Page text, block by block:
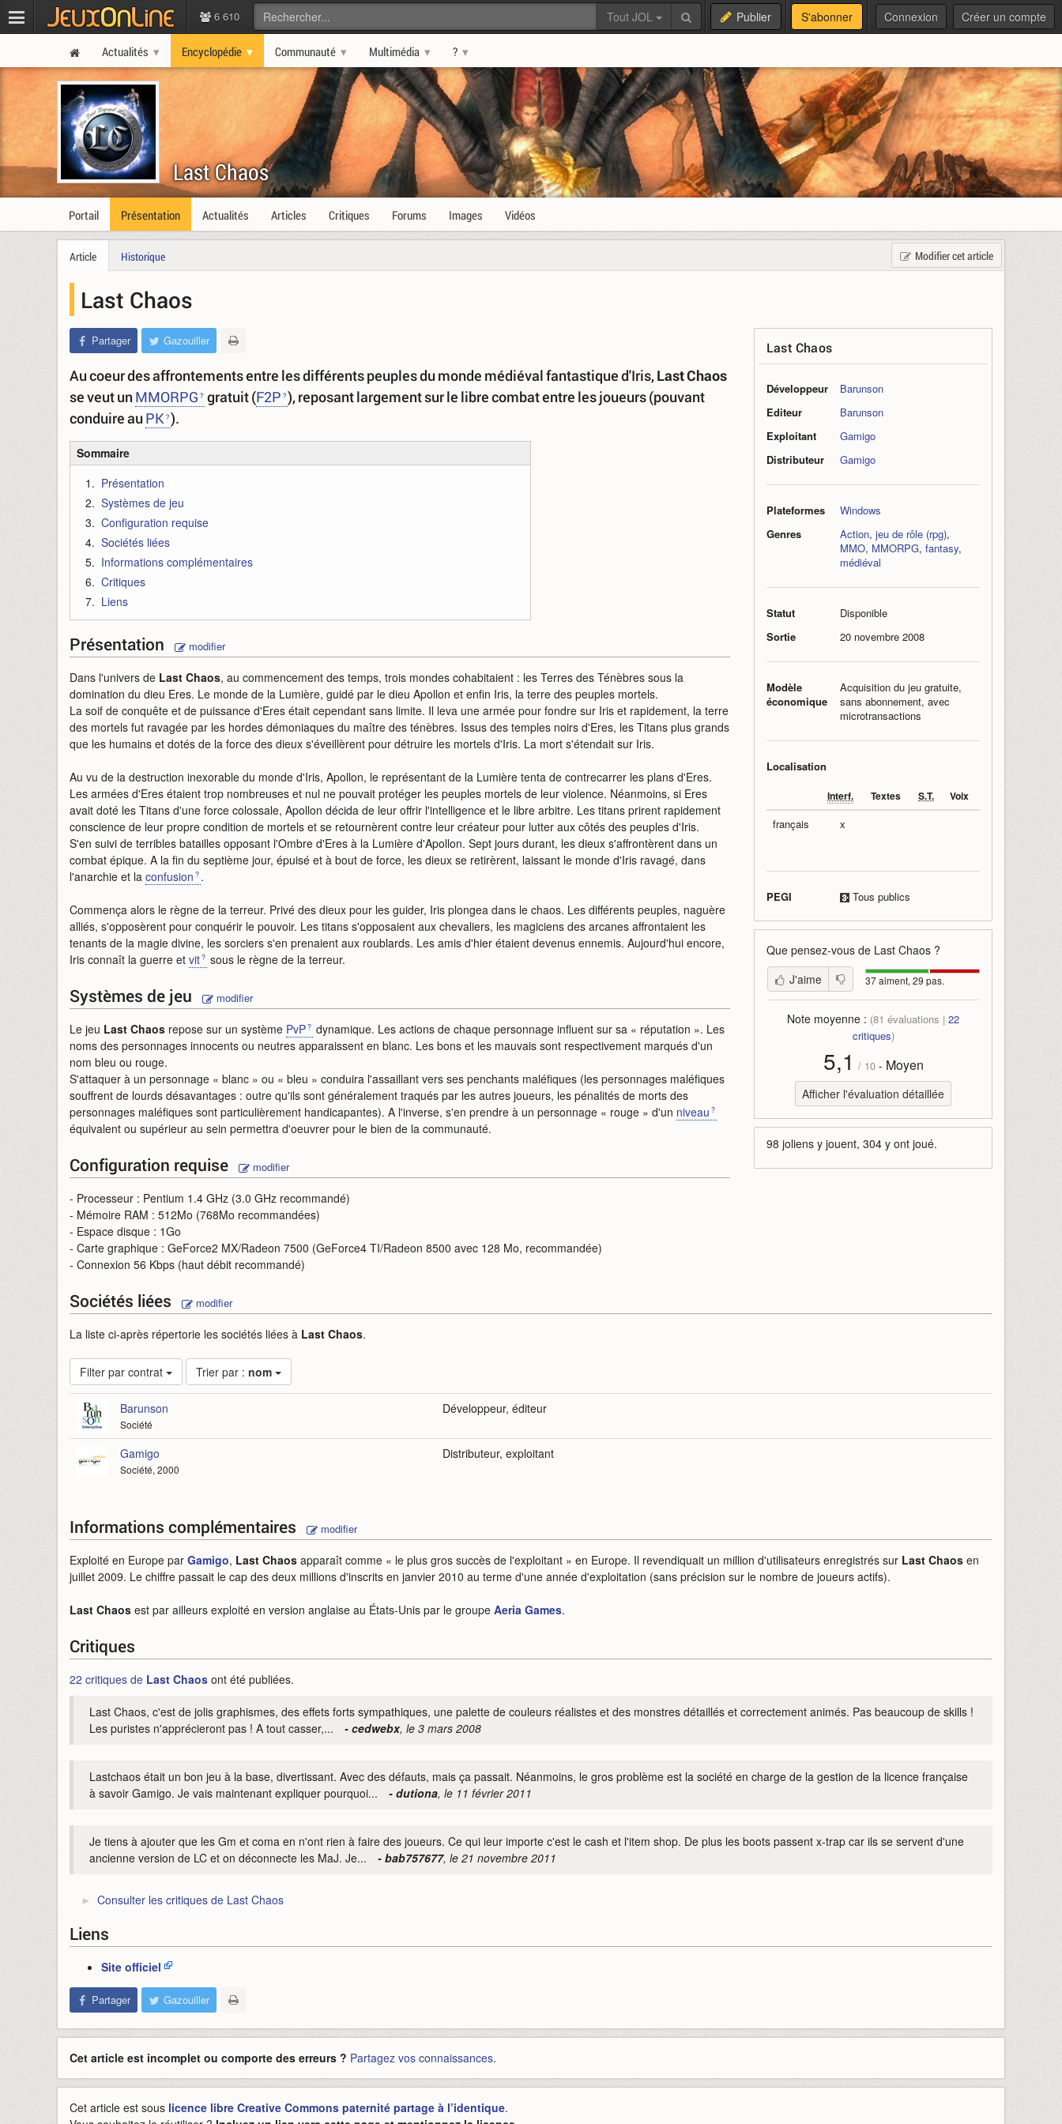
6 610 Tout JOL Publier S'abonner Connexion Créer un compte
Actualités Encyclopédie Communauté Multimédia ?
Last Chaos
Portail Présentation Actualités Articles Critiques Forums Images Vidéos
Modifier cet article
Article Historique
Last Chaos
Last Chaos
Développeur
Barunson
Editeur
Barunson
Exploitant
Gamigo
Distributeur
Gamigo
Plateformes
Windows
Genres
Action, jeu de rôle (rpg),
MMO, MMORPG, fantasy,
médiéval
Statut
Disponible
Sortie
20 novembre 2008
Modèle
économique
Acquisition du jeu gratuite,
sans abonnement, avec
microtransactions
Localisation
Interf. Textes S.T. Voix
français x
PEGI Tous publics
Que pensez-vous de Last Chaos ?
37 aiment, 29 pas.
J'aime
Note moyenne : (81 évaluations | 22
critiques)
5,1 / 10- Moyen
Afficher l'évaluation détaillée
98 joliens y jouent, 304 y ont joué.
Partager Gazouiller
Au coeur des affrontements entre les différents peuples du monde médiéval fantastique d'Iris,Last Chaos
se veut un MMORPG gratuit (F2P ), reposant largement sur le libre combat entre les joueurs (pouvant
conduire au PK ).
Sommaire
Présentation
Systèmes de jeu
Configuration requise
Sociétés liées
Informations complémentaires
Critiques
Liens
Présentation modifier
Dans l'univers de Last Chaos, au commencement des temps, trois mondes cohabitaient : les Terres des Ténèbres sous la
domination du dieu Eres. Le monde de la Lumière, guidé par le dieu Apollon et enfin Iris, la terre des peuples mortels.
La soif de conquête et de puissance d'Eres était cependant sans limite. Il leva une armée pour fondre sur Iris et rapidement, la terre
des mortels fut ravagée par les hordes démoniaques du maître des ténèbres. Issus des temples noirs d'Eres, les Titans plus grands
que les humains et dotés de la force des dieux s'éveillèrent pour détruire les mortels d'Iris. La mort s'étendait sur Iris.
Au vu de la destruction inexorable du monde d'Iris, Apollon, le représentant de la Lumière tenta de contrecarrer les plans d'Eres.
Les armées d'Eres étaient trop nombreuses et nul ne pouvait protéger les peuples mortels de leur violence. Néanmoins, si Eres
avait doté les Titans d'une force colossale, Apollon décida de leur offrir l'intelligence et le libre arbitre. Les titans prirent rapidement
conscience de leur propre condition de mortels et se retournèrent contre leur créateur pour lutter aux côtés des peuples d'Iris.
S'en suivi de terribles batailles opposant l'Ombre d'Eres à la Lumière d'Apollon. Sept jours durant, les dieux s'affrontèrent dans un
combat épique. A la fin du septième jour, épuisé et à bout de force, les dieux se retirèrent, laissant le monde d'Iris ravagé, dans
l'anarchie et la confusion .
Commença alors le règne de la terreur. Privé des dieux pour les guider, Iris plongea dans le chaos. Les différents peuples, naguère
alliés, s'opposèrent pour conquérir le pouvoir. Les titans s'opposaient aux chevaliers, les magiciens des arcanes affrontaient les
tenants de la magie divine, les sorciers s'en prenaient aux roublards. Les amis d'hier étaient devenus ennemis. Aujourd'hui encore,
Iris connaît la guerre et vit sous le règne de la terreur.
Systèmes de jeu modifier
Le jeu Last Chaos repose sur un système PvP
dynamique. Les actions de chaque personnage influent sur sa « réputation ». Les
noms des personnages innocents ou neutres apparaissent en blanc. Les bons et les mauvais sont respectivement marqués d'un
nom bleu ou rouge.
S'attaquer à un personnage « blanc » ou « bleu » conduira l'assaillant vers ses penchants maléfiques (les personnages maléfiques
souffrent de lourds désavantages : outre qu'ils sont généralement traqués par les autres joueurs, les pénalités de morts des
personnages maléfiques sont particulièrement handicapantes). A l'inverse, s'en prendre à un personnage « rouge » d'un niveau
équivalent ou supérieur au sein permettra d'oeuvrer pour le bien de la communauté.
Configuration requise modifier
- Processeur : Pentium 1.4 GHz (3.0 GHz recommandé)
- Mémoire RAM : 512Mo (768Mo recommandées)
- Espace disque : 1Go
- Carte graphique : GeForce2 MX/Radeon 7500 (GeForce4 TI/Radeon 8500 avec 128 Mo, recommandée)
- Connexion 56 Kbps (haut débit recommandé)
Sociétés liées modifier
La liste ci-après répertorie les sociétés liées à Last Chaos.
Filter par contrat Trier par : nom
Barunson
Société
Développeur, éditeur
Gamigo
Société, 2000
Distributeur, exploitant
Informations complémentaires modifier
Exploité en Europe par Gamigo, Last Chaos apparaît comme « le plus gros succès de l'exploitant » en Europe. Il revendiquait un million d'utilisateurs enregistrés sur Last Chaos en
juillet 2009. Le chiffre passait le cap des deux millions d'inscrits en janvier 2010 au terme d'une année d'exploitation (sans précision sur le nombre de joueurs actifs).
Last Chaos est par ailleurs exploité en version anglaise au États-Unis par le groupe Aeria Games.
Critiques
22 critiques de Last Chaos ont été publiées.
Last Chaos, c'est de jolis graphismes, des effets forts sympathiques, une palette de couleurs réalistes et des monstres détaillés et correctement animés. Pas beaucoup de skills !
Les puristes n'apprécieront pas ! A tout casser,...
- cedwebx, le 3 mars 2008
Lastchaos était un bon jeu à la base, divertissant. Avec des défauts, mais ça passait. Néanmoins, le gros problème est la société en charge de la gestion de la licence française
à savoir Gamigo. Je vais maintenant expliquer pourquoi...
- dutiona, le 11 février 2011
Je tiens à ajouter que les Gm et coma en n'ont rien à faire des joueurs. Ce qui leur importe c'est le cash et l'item shop. De plus les boots passent x-trap car ils se servent d'une
ancienne version de LC et on déconnecte les MaJ. Je...
- bab757677, le 21 novembre 2011
Consulter les critiques de Last Chaos
Liens
Site officiel
Partager Gazouiller
Cet article est incomplet ou comporte des erreurs ? Partagez vos connaissances.
Cet article est sous licence libre Creative Commons paternité partage à l’identique.